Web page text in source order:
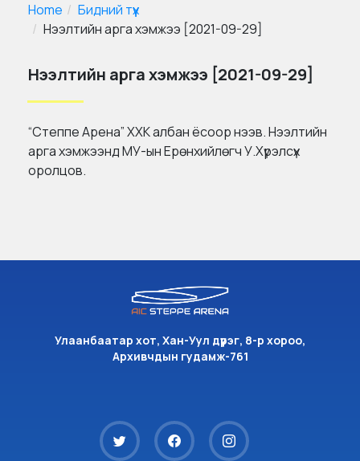
Home
Бидний түүх
Нээлтийн арга хэмжээ [2021-09-29]
Нээлтийн арга хэмжээ [2021-09-29]
“Степпе Арена” ХХК албан ёсоор нээв. Нээлтийн
арга хэмжээнд МУ-ын Ерөнхийлөгч У.Хүрэлсүх
оролцов.
Улаанбаатар хот, Хан-Уул дүүрэг, 8-р хороо,
Архивчдын гудамж-761